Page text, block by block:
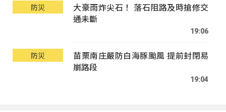
防災
大豪雨炸尖石！ 落石阻路及時搶修交
通未斷
19:06
防災
苗栗南庄嚴防白海豚颱風 提前封閉易
崩路段
19:04